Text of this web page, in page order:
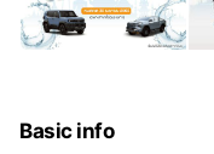
Basic info